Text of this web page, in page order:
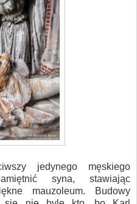
jedynego męskiego
syna, stawiając
mauzoleum. Budowy